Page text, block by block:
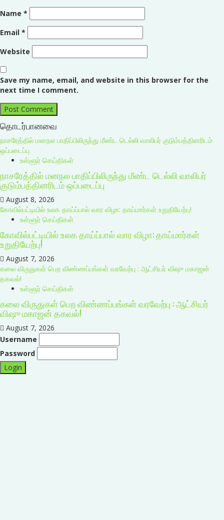
Name *
Email *
Website
Save my name, email, and website in this browser for the
next time I comment.
தொடர்பானவை
நாசரேத்தில் மனநல பாதிப்பிலிருந்து மீண்ட டெல்லி வாலிபர் குடும்பத்தினரிடம்
ஒப்படைப்பு
உள்ளூர் செய்திகள்
நாசரேத்தில் மனநல பாதிப்பிலிருந்து மீண்ட டெல்லி வாலிபர்
குடும்பத்தினரிடம் ஒப்படைப்பு
August 8, 2026
கோவில்பட்டியில் உலக தாய்ப்பால் வார விழா: தாய்மார்கள் உறுதியேற்பு!
உள்ளூர் செய்திகள்
கோவில்பட்டியில் உலக தாய்ப்பால் வார விழா: தாய்மார்கள்
உறுதியேற்பு!
August 7, 2026
கலை விருதுகள் பெற விண்ணப்பங்கள் வரவேற்பு : ஆட்சியர் விஷு மகாஜன்
தகவல்!
உள்ளூர் செய்திகள்
கலை விருதுகள் பெற விண்ணப்பங்கள் வரவேற்பு : ஆட்சியர்
விஷு மகாஜன் தகவல்!
August 7, 2026
Username
Password